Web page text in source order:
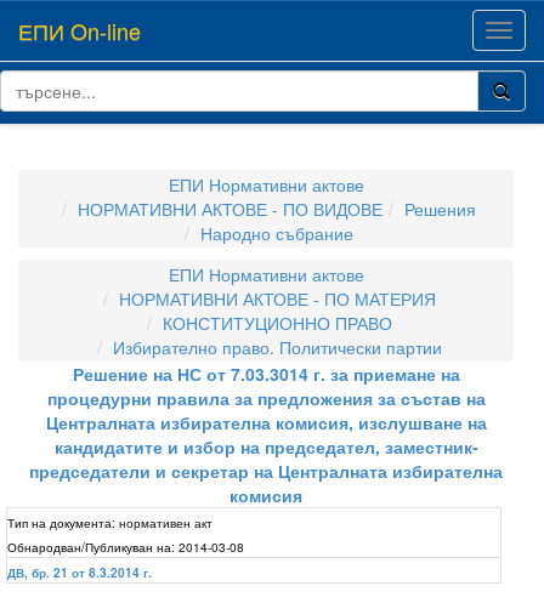
ЕПИ On-line
ЕПИ Нормативни актове
НОРМАТИВНИ АКТОВЕ - ПО ВИДОВЕ
Решения
Народно събрание
ЕПИ Нормативни актове
НОРМАТИВНИ АКТОВЕ - ПО МАТЕРИЯ
КОНСТИТУЦИОННО ПРАВО
Избирателно право. Политически партии
Решение на НС от 7.03.3014 г. за приемане на
процедурни правила за предложения за състав на
Централната избирателна комисия, изслушване на
кандидатите и избор на председател, заместник-
председатели и секретар на Централната избирателна
комисия
Тип на документа: нормативен акт
Обнародван/Публикуван на: 2014-03-08
ДВ, бр. 21 от 8.3.2014 г.